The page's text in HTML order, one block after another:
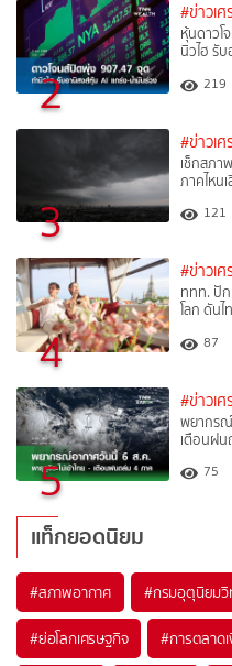
2
#ข่าวเ
หุ้นดาวโ
นิวไฮ รั
219
3
#ข่าวเ
เช็กสภ
ภาคไหน
121
4
#ข่าวเ
ททท. ปัก
โลก ดัน
87
5
#ข่าวเ
พยากรณ์
เตือนฝ
75
แท็กยอดนิยม
#สภาพอากาศ #กรมอุตุนิยมวิ
#ย่อโลกเศรษฐกิจ #การตลาด